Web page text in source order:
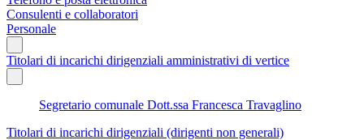
Consulenti e collaboratori
Personale
Titolari di incarichi dirigenziali amministrativi di vertice
Segretario comunale Dott.ssa Francesca Travaglino
Titolari di incarichi dirigenziali (dirigenti non generali)